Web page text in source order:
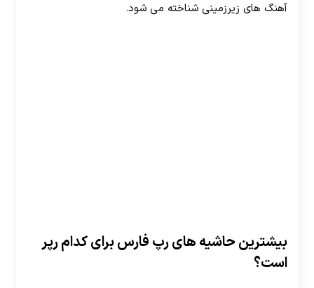
آهنگ های زیرزمینی شناخته می شود.
بیشترین حاشیه های رپ فارس برای کدام رپر
است؟